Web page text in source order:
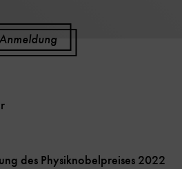
des Physiknobelpreises 2022